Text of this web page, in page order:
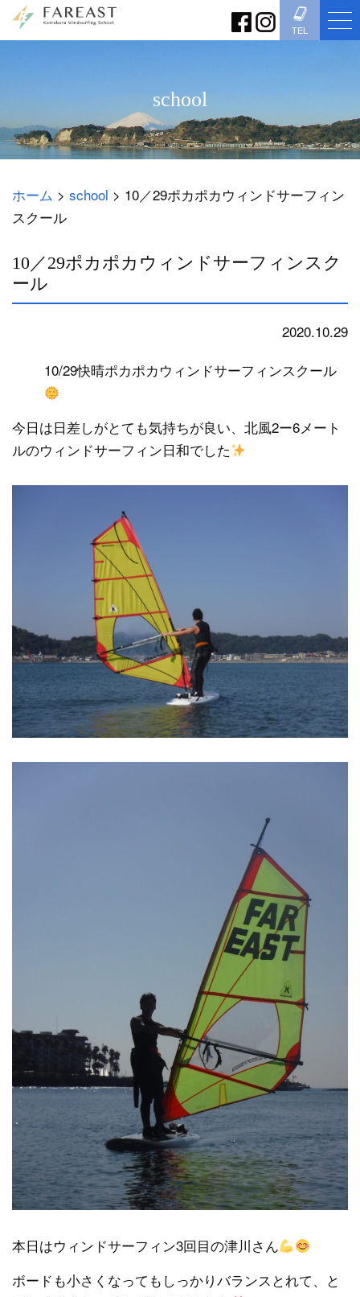
TEL
school
ホーム > school > 10／29ポカポカウィンドサーフィン
スクール
10／29ポカポカウィンドサーフィンスク
ール
2020.10.29
10/29快晴ポカポカウィンドサーフィンスクール
今日は日差しがとても気持ちが良い、北風2ー6メート
ルのウィンドサーフィン日和でした
本日はウィンドサーフィン3回目の津川さん
ボードも小さくなってもしっかりバランスとれて、と